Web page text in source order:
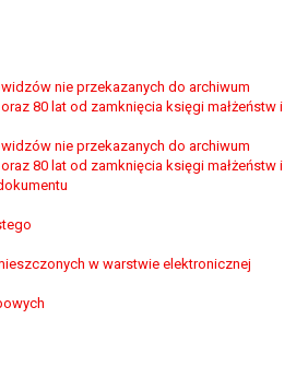
nie przekazanych do archiwum
80 lat od zamknięcia księgi małżeństw i
nie przekazanych do archiwum
80 lat od zamknięcia księgi małżeństw i
w warstwie elektronicznej